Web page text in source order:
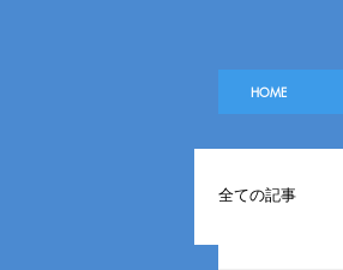
HOME
全ての記事